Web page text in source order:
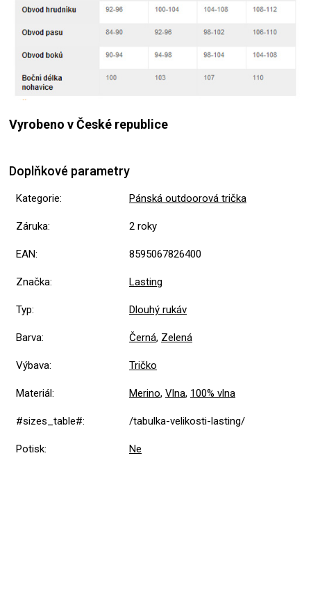
Vyrobeno v České republice
Doplňkové parametry
Kategorie: Pánská outdoorová trička
Záruka: 2 roky
EAN: 8595067826400
Značka: Lasting
Typ: Dlouhý rukáv
Barva: Černá, Zelená
Výbava: Tričko
Materiál: Merino, Vlna, 100% vlna
#sizes_table#: /tabulka-velikosti-lasting/
Potisk: Ne